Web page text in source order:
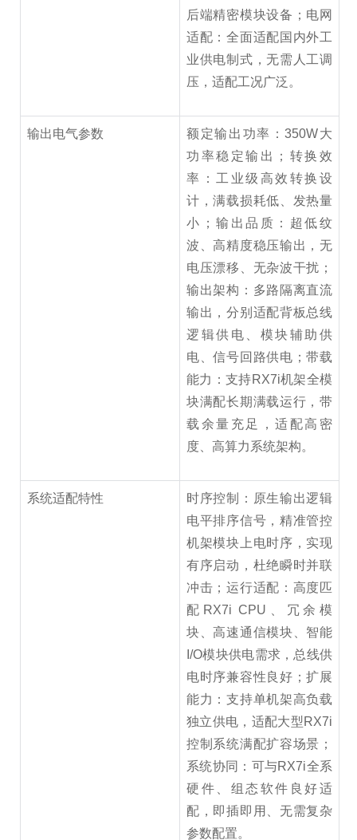
后端精密模块设备；电网
适配：全面适配国内外工
业供电制式，无需人工调
压，适配工况广泛。
输出电气参数
额定输出功率：350W大
功率稳定输出；转换效
率：工业级高效转换设
计，满载损耗低、发热量
小；输出品质：超低纹
波、高精度稳压输出，无
电压漂移、无杂波干扰；
输出架构：多路隔离直流
输出，分别适配背板总线
逻辑供电、模块辅助供
电、信号回路供电；带载
能力：支持RX7i机架全模
块满配长期满载运行，带
载余量充足，适配高密
度、高算力系统架构。
系统适配特性
时序控制：原生输出逻辑
电平排序信号，精准管控
机架模块上电时序，实现
有序启动，杜绝瞬时并联
冲击；运行适配：高度匹
配RX7i CPU、冗余模
块、高速通信模块、智能
I/O模块供电需求，总线供
电时序兼容性良好；扩展
能力：支持单机架高负载
独立供电，适配大型RX7i
控制系统满配扩容场景；
系统协同：可与RX7i全系
硬件、组态软件良好适
配，即插即用、无需复杂
参数配置。